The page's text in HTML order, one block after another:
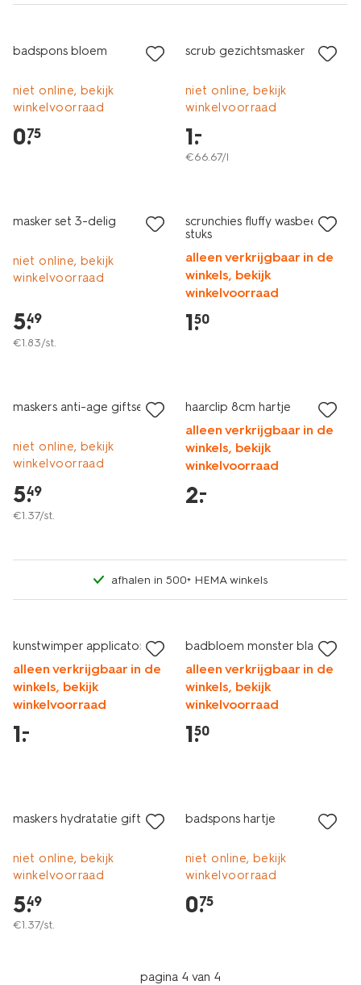
badspons bloem
niet online, bekijk
winkelvoorraad
0.
75
scrub gezichtsmasker
niet online, bekijk
winkelvoorraad
1.
–
€66.67/l
masker set 3-delig
niet online, bekijk
winkelvoorraad
5.
49
€1.83/st.
scrunchies fluffy wasbeer - 3
stuks
alleen verkrijgbaar in de
winkels, bekijk
winkelvoorraad
1.
50
maskers anti-age giftset
niet online, bekijk
winkelvoorraad
5.
49
€1.37/st.
haarclip 8cm hartje
alleen verkrijgbaar in de
winkels, bekijk
winkelvoorraad
2.
–
afhalen in 500+ HEMA winkels
kunstwimper applicator
alleen verkrijgbaar in de
winkels, bekijk
winkelvoorraad
1.
–
badbloem monster blauw
alleen verkrijgbaar in de
winkels, bekijk
winkelvoorraad
1.
50
maskers hydratatie giftset
niet online, bekijk
winkelvoorraad
5.
49
€1.37/st.
badspons hartje
niet online, bekijk
winkelvoorraad
0.
75
pagina 4 van 4